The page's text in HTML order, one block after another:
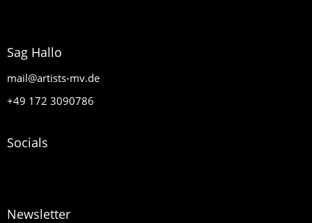
Sag Hallo
mail@artists-mv.de
+49 172 3090786
Socials
Newsletter